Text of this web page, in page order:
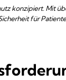
konzipiert. Mit
für